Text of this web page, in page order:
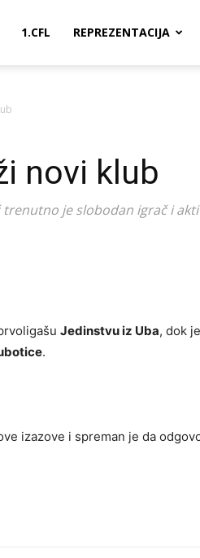
1.CFL REPREZENTACIJA
novi klub
je slobodan igrač i
Jedinstvu iz Uba, dok
.
izazove i spreman je da